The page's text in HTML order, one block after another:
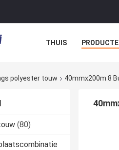
THUIS
polyester touw 40mmx200m 8
(80)